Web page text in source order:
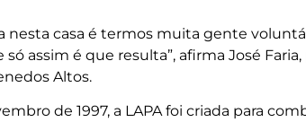
nesta casa é termos muita gente
assim é que resulta”, afirma José
Altos.
de 1997, a LAPA foi criada para